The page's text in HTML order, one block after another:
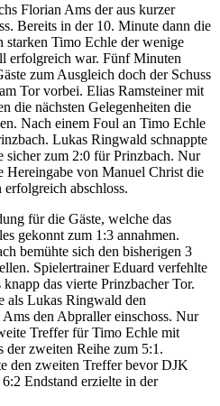
Florian Ams der aus kurzer
Bereits in der 10. Minute dann die
starken Timo Echle der wenige
erfolgreich war. Fünf Minuten
zum Ausgleich doch der Schuss
Tor vorbei. Elias Ramsteiner mit
die nächsten Gelegenheiten die
Nach einem Foul an Timo Echle
Lukas Ringwald schnappte
sicher zum 2:0 für Prinzbach. Nur
Hereingabe von Manuel Christ die
abschloss.
für die Gäste, welche das
gekonnt zum 1:3 annahmen.
bemühte sich den bisherigen 3
Spielertrainer Eduard verfehlte
das vierte Prinzbacher Tor.
als Lukas Ringwald den
den Abpraller einschoss. Nur
Treffer für Timo Echle mit
der zweiten Reihe zum 5:1.
den zweiten Treffer bevor DJK
Endstand erzielte in der